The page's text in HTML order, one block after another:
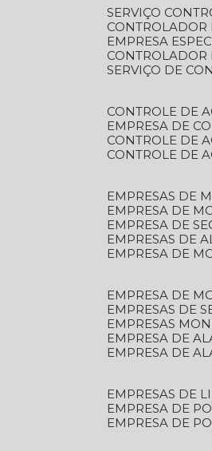
SERVIÇO
EMPRESA
SERVIÇO DE
CONTROLE DE
EMPRESA DE
CONTROLE DE
CONTROLE DE
EMPRESAS DE
EMPRESA DE
EMPRESA DE
EMPRESAS DE
EMPRESA DE
EMPRESA DE
EMPRESAS DE
EMPRESAS
EMPRESA DE
EMPRESA DE
EMPRESAS DE
EMPRESA DE
EMPRESA DE